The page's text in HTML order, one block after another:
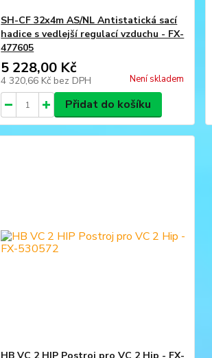
SH-CF 32x4m AS/NL Antistatická sací
hadice s vedlejší regulací vzduchu - FX-
477605
5 228,00 Kč
4 320,66 Kč bez DPH Není skladem
Přidat do košíku